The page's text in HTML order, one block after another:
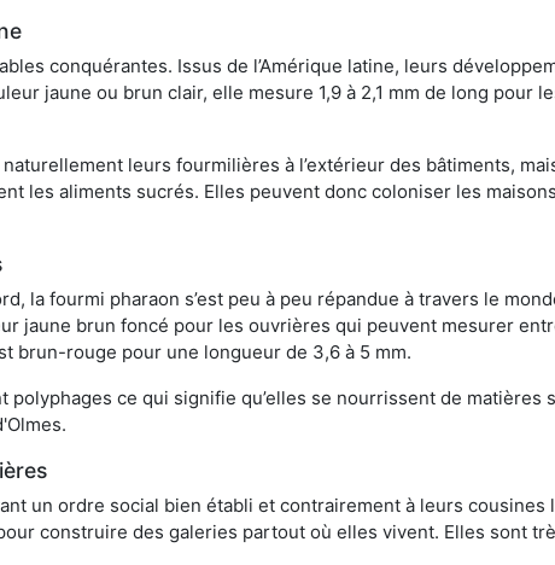
conquérantes. Issus de l’Amérique latine, leurs
jaune ou brun clair, elle mesure 1,9 à 2,1 mm de long pour
leurs fourmilières à l’extérieur des bâtiments,
les aliments sucrés. Elles peuvent donc coloniser les
la fourmi pharaon s’est peu à peu répandue à travers le
jaune brun foncé pour les ouvrières qui peuvent mesurer
brun-rouge pour une longueur de 3,6 à 5 mm.
ce qui signifie qu’elles se nourrissent de matières
un ordre social bien établi et contrairement à leurs
construire des galeries partout où elles vivent. Elles sont